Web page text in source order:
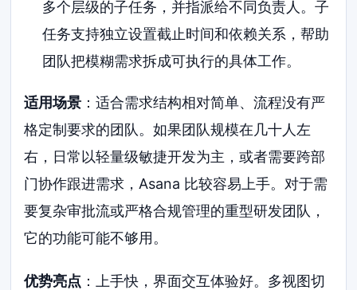
多个层级的子任务，并指派给不同负责人。子
任务支持独立设置截止时间和依赖关系，帮助
团队把模糊需求拆成可执行的具体工作。
适用场景 ：适合需求结构相对简单、流程没有严
格定制要求的团队。如果团队规模在几十人左
右，日常以轻量级敏捷开发为主，或者需要跨部
门协作跟进需求，Asana 比较容易上手。对于需
要复杂审批流或严格合规管理的重型研发团队，
它的功能可能不够用。
优势亮点 ：上手快，界面交互体验好。多视图切